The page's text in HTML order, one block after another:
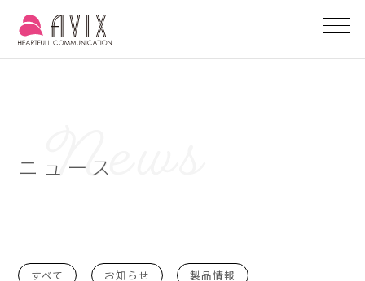
ニュース
すべて お知らせ 製品情報